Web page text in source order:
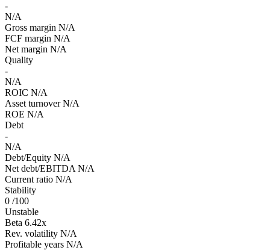
-
N/A
Gross margin N/A
FCF margin N/A
Net margin N/A
Quality
-
N/A
ROIC N/A
Asset turnover N/A
ROE N/A
Debt
-
N/A
Debt/Equity N/A
Net debt/EBITDA N/A
Current ratio N/A
Stability
0 /100
Unstable
Beta 6.42x
Rev. volatility N/A
Profitable years N/A